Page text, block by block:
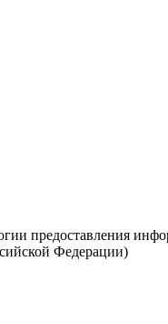
предоставления
Федерации)